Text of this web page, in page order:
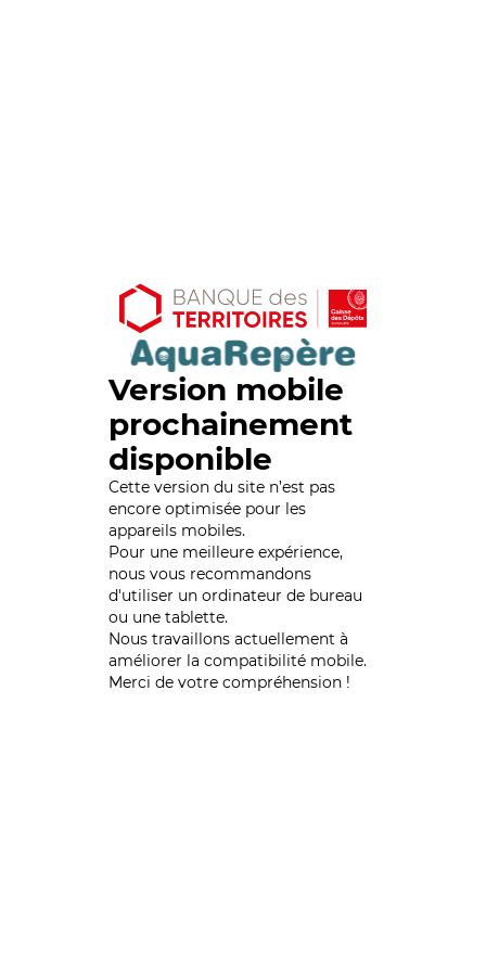
Version mobile
prochainement
disponible
Cette version du site n’est pas
encore optimisée pour les
appareils mobiles.
Pour une meilleure expérience,
nous vous recommandons
d'utiliser un ordinateur de bureau
ou une tablette.
Nous travaillons actuellement à
améliorer la compatibilité mobile.
Merci de votre compréhension !